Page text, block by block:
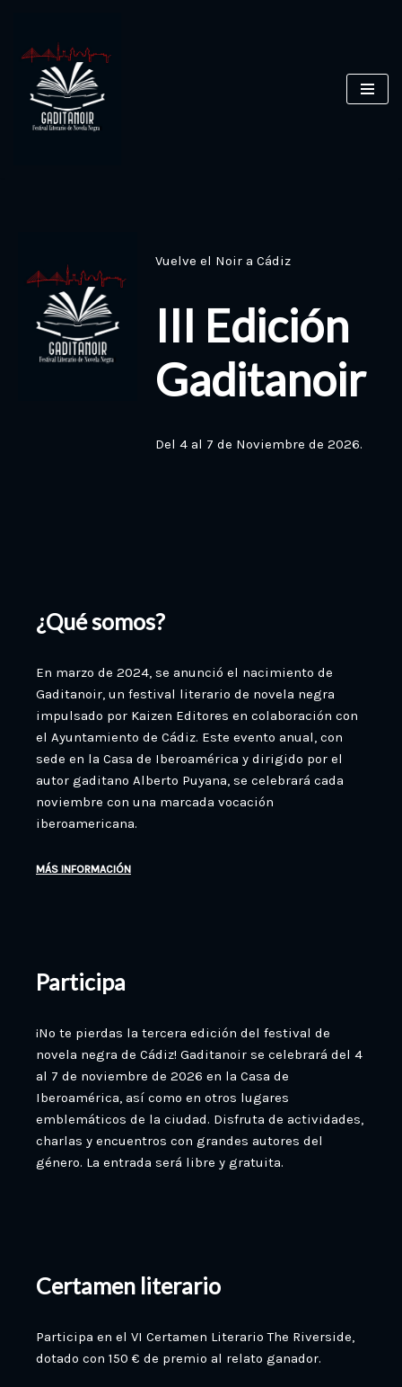
Saltar
contenido
Vuelve el Noir a Cádiz
III Edición
Gaditanoir
Del 4 al 7 de Noviembre de 2026.
¿Qué somos?
En marzo de 2024, se anunció el nacimiento de
Gaditanoir, un festival literario de novela negra
impulsado por Kaizen Editores en colaboración con
el Ayuntamiento de Cádiz. Este evento anual, con
sede en la Casa de Iberoamérica y dirigido por el
autor gaditano Alberto Puyana, se celebrará cada
noviembre con una marcada vocación
iberoamericana.
MÁS INFORMACIÓN
Participa
¡No te pierdas la tercera edición del festival de
novela negra de Cádiz! Gaditanoir se celebrará del 4
al 7 de noviembre de 2026 en la Casa de
Iberoamérica, así como en otros lugares
emblemáticos de la ciudad. Disfruta de actividades,
charlas y encuentros con grandes autores del
género. La entrada será libre y gratuita.
Certamen literario
Participa en el VI Certamen Literario The Riverside,
dotado con 150 € de premio al relato ganador.